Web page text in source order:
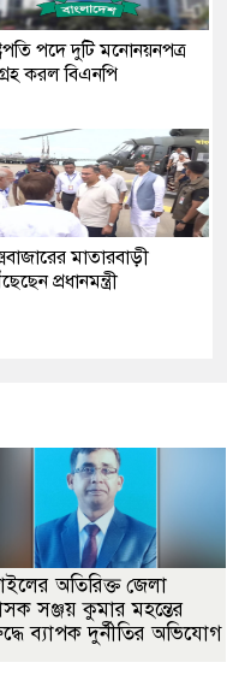
পদে দুটি মনোনয়নপত্র
করল বিএনপি
মাতারবাড়ী
প্রধানমন্ত্রী
অতিরিক্ত জেলা
সঞ্জয় কুমার মহন্তের
ব্যাপক দুর্নীতির অভিযোগ